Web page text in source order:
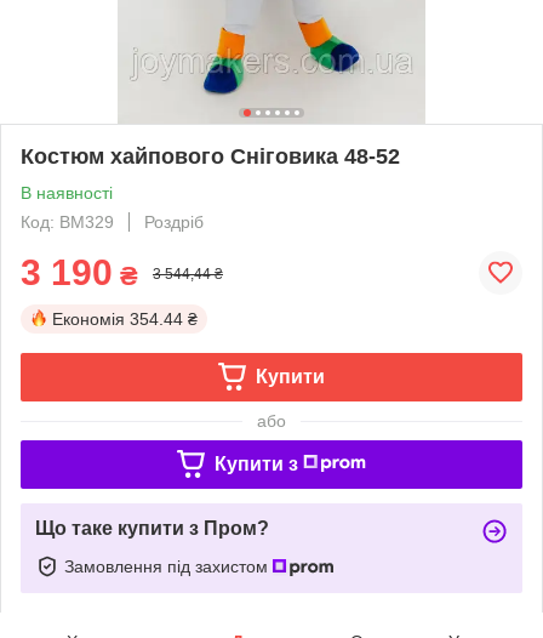
Костюм хайпового Сніговика 48-52
В наявності
Код: ВМ329
Роздріб
3 190 ₴ 3 544,44 ₴
Економія 354.44 ₴
Купити
або
Купити з
Що таке купити з Пром?
Замовлення під захистом